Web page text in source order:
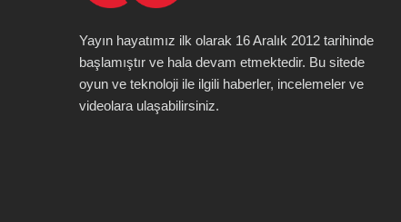
Yayın hayatımız ilk olarak 16 Aralık 2012 tarihinde
başlamıştır ve hala devam etmektedir. Bu sitede
oyun ve teknoloji ile ilgili haberler, incelemeler ve
videolara ulaşabilirsiniz.